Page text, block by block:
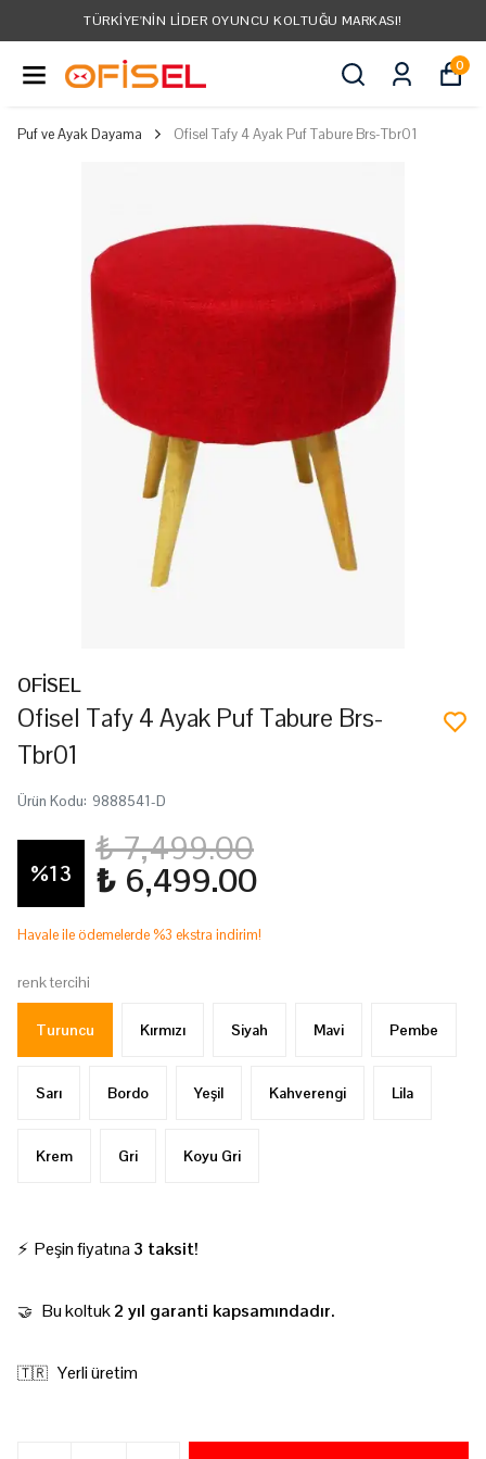
TÜRKIYE'NIN LIDER OYUNCU KOLTUĞU MARKASI!
0
Puf ve Ayak Dayama Ofisel Tafy 4 Ayak Puf Tabure Brs-Tbr01
OFİSEL
Ofisel Tafy 4 Ayak Puf Tabure Brs-
Tbr01
Ürün Kodu: 9888541-D
%13
₺ 7,499.00
₺ 6,499.00
Havale ile ödemelerde %3 ekstra indirim!
renk tercihi
Turuncu Kırmızı Siyah Mavi Pembe
Sarı Bordo Yeşil Kahverengi Lila
Krem Gri Koyu Gri
⚡ Peşin fiyatına 3 taksit!
🤝 Bu koltuk2 yıl garanti kapsamındadır.
🇹🇷 Yerli üretim